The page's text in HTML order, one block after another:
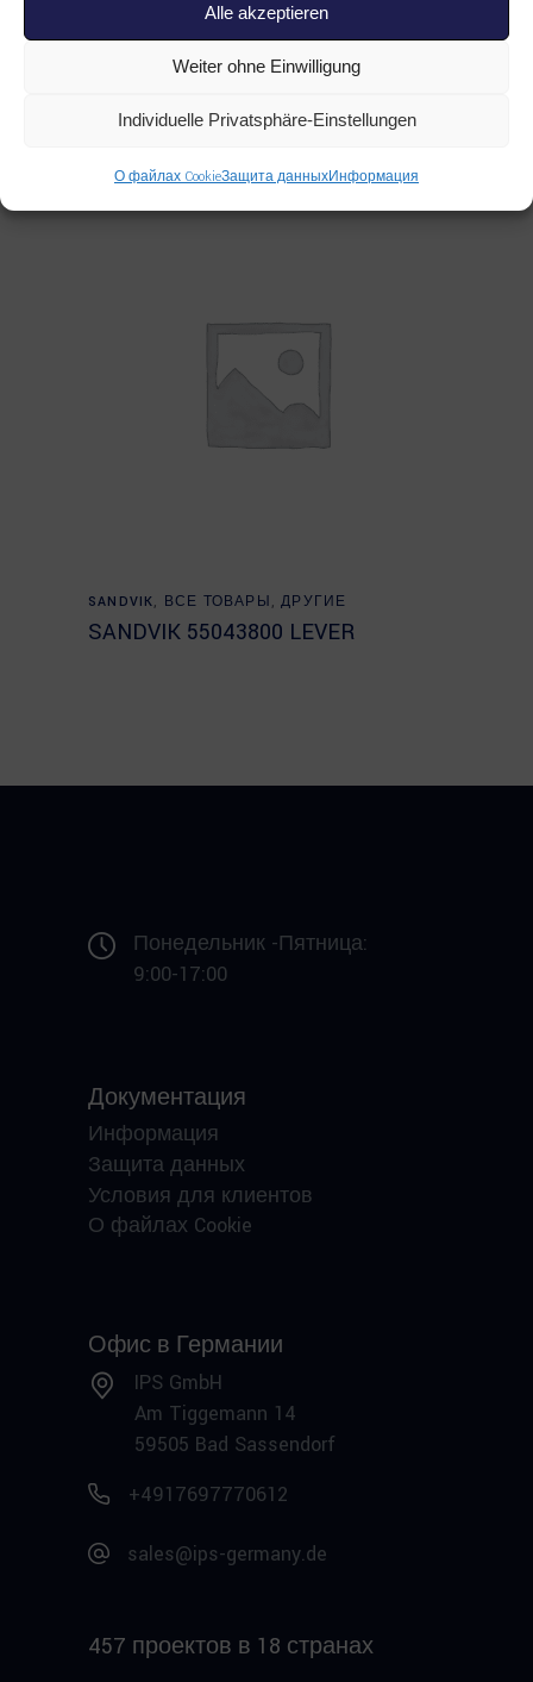
Alle akzeptieren
Weiter ohne Einwilligung
Individuelle Privatsphäre-Einstellungen
О файлах CookieЗащита данныхИнформация
Read more
SANDVIK AF11440001 ADAPTER,
04181150
Read more
SANDVIK, ВСЕ ТОВАРЫ ,ДРУГИЕ
SANDVIK 55043800 LEVER
Понедельник -Пятница:
9:00-17:00
Документация
Информация
Защита данных
Условия для клиентов
О файлах Cookie
Офис в Германии
IPS GmbH
Am Tiggemann 14
59505 Bad Sassendorf
+4917697770612
sales@ips-germany.de
457 проектов в 18 странах